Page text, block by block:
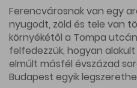
Ferencvárosnak van egy
nyugodt, zöld és tele van
környékétől a Tompa
felfedezzük, hogyan
elmúlt másfél évszázad
Budapest egyik